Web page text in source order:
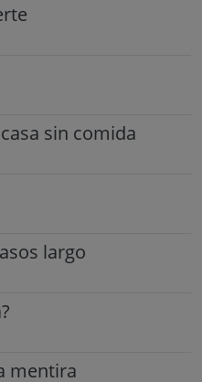
sin comida
largo
mentira